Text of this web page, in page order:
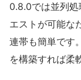
0.8.0では並列
エストが可能な
連帯も簡単です
を構築すれば柔